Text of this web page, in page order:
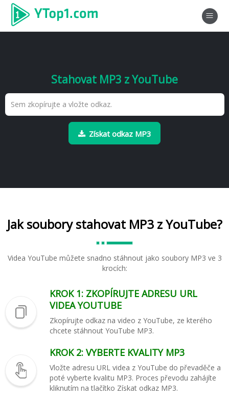
Stahovat MP3 z YouTube
Získat odkaz MP3
Jak soubory stahovat MP3 z YouTube?
Videa YouTube můžete snadno stáhnout jako soubory MP3 ve 3
krocích:
KROK 1: ZKOPÍRUJTE ADRESU URL
VIDEA YOUTUBE
Zkopírujte odkaz na video z YouTube, ze kterého
chcete stáhnout YouTube MP3.
KROK 2: VYBERTE KVALITY MP3
Vložte adresu URL videa z YouTube do převaděče a
poté vyberte kvalitu MP3. Proces převodu zahájíte
kliknutím na tlačítko Získat odkaz MP3.